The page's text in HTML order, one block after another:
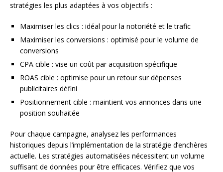
stratégies les plus adaptées à vos objectifs :
Maximiser les clics : idéal pour la notoriété et le trafic
Maximiser les conversions : optimisé pour le volume de
conversions
CPA cible : vise un coût par acquisition spécifique
ROAS cible : optimise pour un retour sur dépenses
publicitaires défini
Positionnement cible : maintient vos annonces dans une
position souhaitée
Pour chaque campagne, analysez les performances
historiques depuis l’implémentation de la stratégie d’enchères
actuelle. Les stratégies automatisées nécessitent un volume
suffisant de données pour être efficaces. Vérifiez que vos